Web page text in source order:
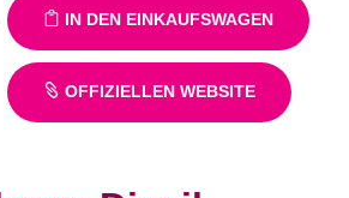
IN DEN EINKAUFSWAGEN
OFFIZIELLEN WEBSITE